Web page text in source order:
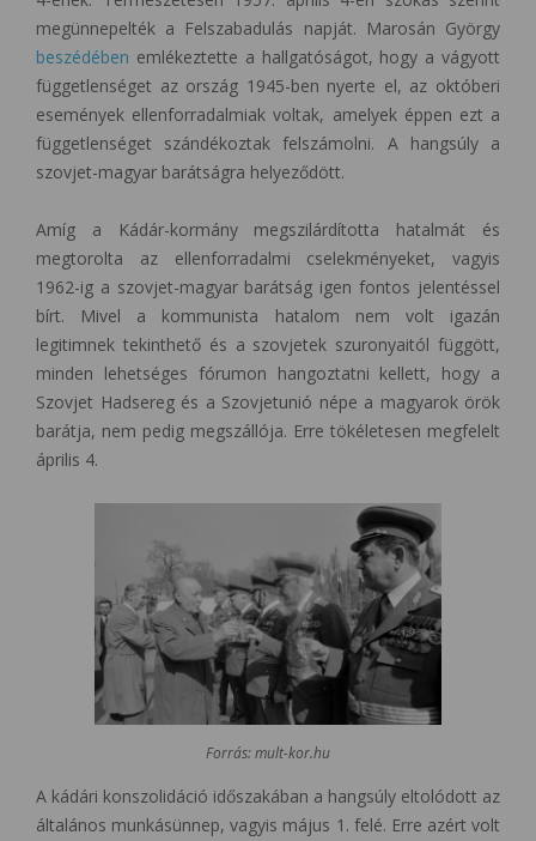
megünnepelték a Felszabadulás napját. Marosán György
beszédében emlékeztette a hallgatóságot, hogy a vágyott
függetlenséget az ország 1945-ben nyerte el, az októberi
események ellenforradalmiak voltak, amelyek éppen ezt a
függetlenséget szándékoztak felszámolni. A hangsúly a
szovjet-magyar barátságra helyeződött.
Amíg a Kádár-kormány megszilárdította hatalmát és
megtorolta az ellenforradalmi cselekményeket, vagyis
1962-ig a szovjet-magyar barátság igen fontos jelentéssel
bírt. Mivel a kommunista hatalom nem volt igazán
legitimnek tekinthető és a szovjetek szuronyaitól függött,
minden lehetséges fórumon hangoztatni kellett, hogy a
Szovjet Hadsereg és a Szovjetunió népe a magyarok örök
barátja, nem pedig megszállója. Erre tökéletesen megfelelt
április 4.
Forrás: mult-kor.hu
A kádári konszolidáció időszakában a hangsúly eltolódott az
általános munkásünnep, vagyis május 1. felé. Erre azért volt